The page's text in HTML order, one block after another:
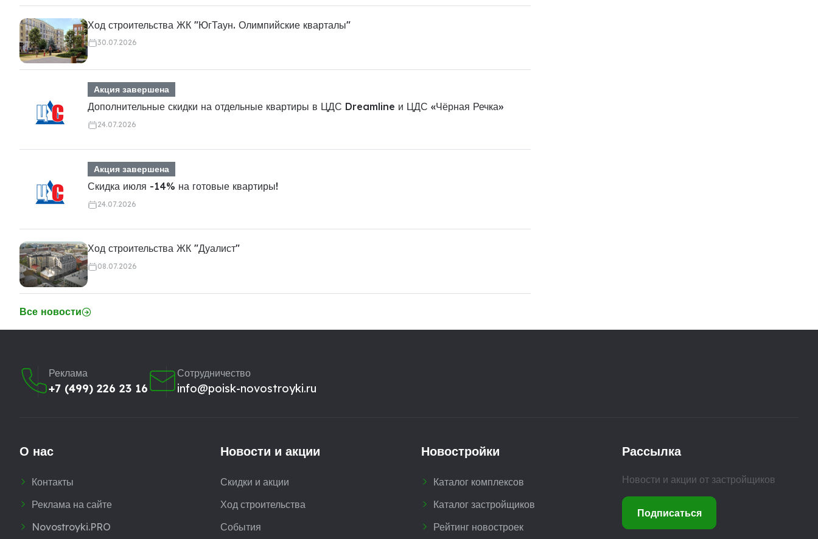
Ход строительства ЖК "ЮгТаун. Олимпийские кварталы"
30.07.2026
Акция завершена
Дополнительные скидки на отдельные квартиры в ЦДС Dreamline и ЦДС «Чёрная Речка»
24.07.2026
Акция завершена
Скидка июля -14% на готовые квартиры!
24.07.2026
Ход строительства ЖК "Дуалист"
08.07.2026
Все новости
Реклама
+7 (499) 226 23 16
Сотрудничество
info@poisk-novostroyki.ru
О нас
Контакты
Реклама на сайте
Novostroyki.PRO
Новости и акции
Скидки и акции
Ход строительства
События
Новостройки
Каталог комплексов
Каталог застройщиков
Рейтинг новостроек
Рассылка
Новости и акции от застройщиков
Подписаться